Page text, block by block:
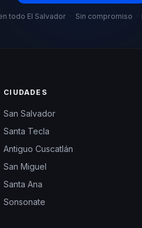
todo El Salvador · Sin compromiso ·
CIUDADES
San Salvador
Santa Tecla
Antiguo Cuscatlán
San Miguel
Santa Ana
Sonsonate